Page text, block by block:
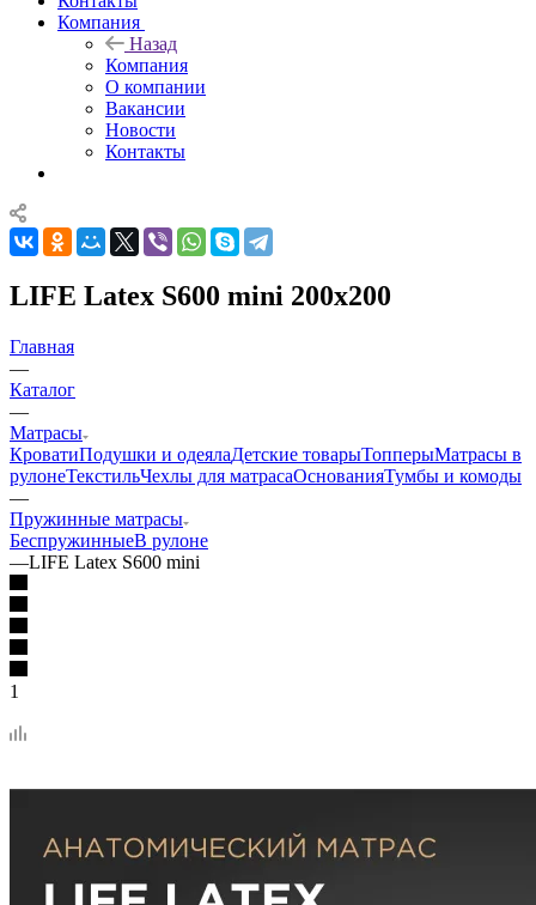
Компания
Назад
Компания
О компании
Вакансии
Новости
Контакты
LIFE Latex S600 mini 200x200
Главная
—
Каталог
—
Матрасы
КроватиПодушки и одеялаДетские товарыТопперыМатрасы в
рулонеТекстильЧехлы для матрасаОснованияТумбы и комоды
—
Пружинные матрасы
БеспружинныеВ рулоне
—LIFE Latex S600 mini
1